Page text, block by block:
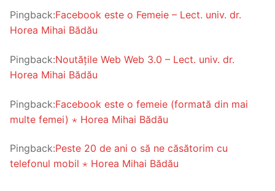
Pingback:Facebook este o Femeie – Lect. univ. dr.
Horea Mihai Bădău
Pingback:Noutățile Web Web 3.0 – Lect. univ. dr.
Horea Mihai Bădău
Pingback:Facebook este o femeie (formată din mai
multe femei) ⋆ Horea Mihai Bădău
Pingback:Peste 20 de ani o să ne căsătorim cu
telefonul mobil ⋆ Horea Mihai Bădău